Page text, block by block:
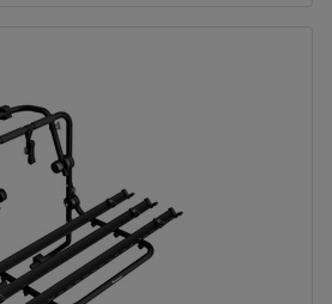
kompatibel mit allen Karosseriearten